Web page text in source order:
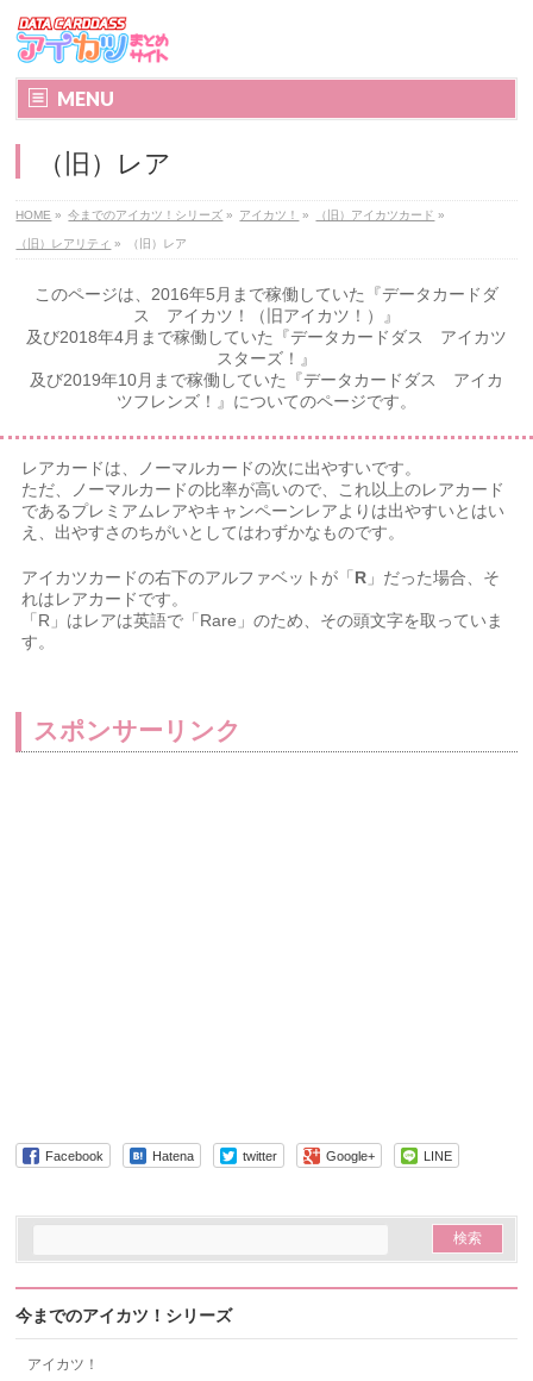
MENU
（旧）レア
HOME » 今までのアイカツ！シリーズ » アイカツ！ » （旧）アイカツカード »
（旧）レアリティ » （旧）レア
このページは、2016年5月まで稼働していた『データカードダ
ス アイカツ！（旧アイカツ！）』
及び2018年4月まで稼働していた『データカードダス アイカツ
スターズ！』
及び2019年10月まで稼働していた『データカードダス アイカ
ツフレンズ！』についてのページです。
レアカードは、ノーマルカードの次に出やすいです。
ただ、ノーマルカードの比率が高いので、これ以上のレアカード
であるプレミアムレアやキャンペーンレアよりは出やすいとはい
え、出やすさのちがいとしてはわずかなものです。
アイカツカードの右下のアルファベットが「 R 」だった場合、そ
れはレアカードです。
「R」はレアは英語で「Rare」のため、その頭文字を取っていま
す。
スポンサーリンク
Facebook Hatena twitter Google+ LINE
今までのアイカツ！シリーズ
アイカツ！